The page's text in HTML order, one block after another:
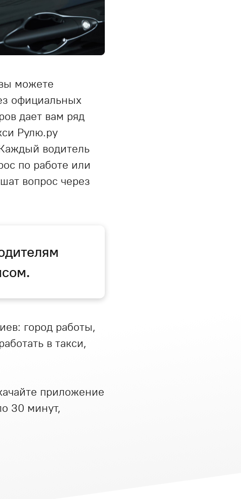
можете
официальных
дает вам ряд
Рулю.ру
водитель
по работе или
вопрос через
город работы,
в такси,
приложение
30 минут,